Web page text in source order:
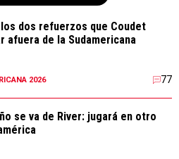
dos refuerzos que Coudet
afuera de la Sudamericana
2026 77
se va de River: jugará en otro